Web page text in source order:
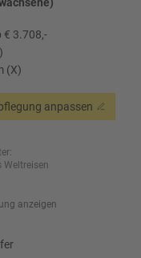
€ 3.708,-
(X)
anpassen
Weltreisen
anzeigen